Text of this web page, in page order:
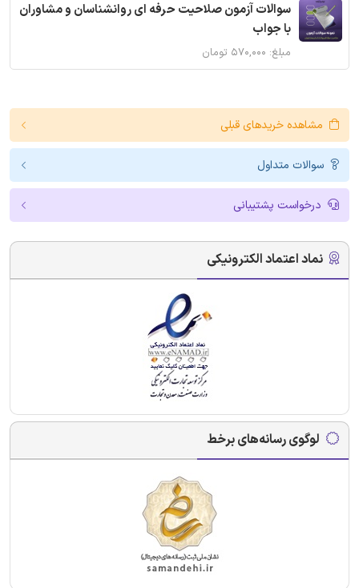
سوالات آزمون صلاحیت حرفه ای روانشناسان و مشاوران
با جواب
مبلغ: ۵۷۰,۰۰۰ تومان
مشاهده خریدهای قبلی
سوالات متداول
درخواست پشتیبانی
نماد اعتماد الکترونیکی
لوگوی رسانه‌های برخط